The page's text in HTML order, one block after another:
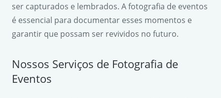
ser capturados e lembrados. A fotografia de eventos
é essencial para documentar esses momentos e
garantir que possam ser revividos no futuro.
Nossos Serviços de Fotografia de
Eventos